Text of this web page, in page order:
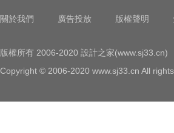
關於我們 廣告投放 版權聲明
版權所有 2006-2020 設計之家(www.sj33.cn)
Copyright © 2006-2020 www.sj33.cn All